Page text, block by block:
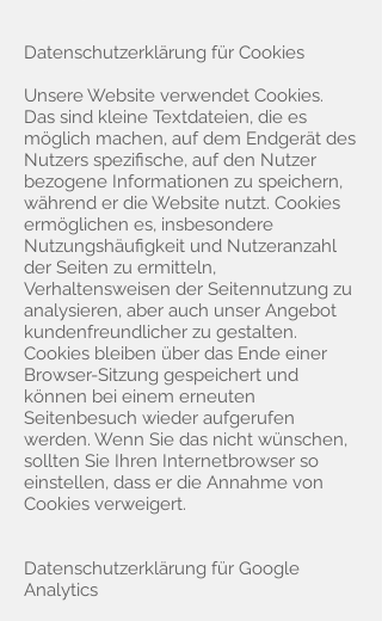
Datenschutzerklärung für Cookies
Unsere Website verwendet Cookies.
Das sind kleine Textdateien, die es
möglich machen, auf dem Endgerät des
Nutzers spezifische, auf den Nutzer
bezogene Informationen zu speichern,
während er die Website nutzt. Cookies
ermöglichen es, insbesondere
Nutzungshäufigkeit und Nutzeranzahl
der Seiten zu ermitteln,
Verhaltensweisen der Seitennutzung zu
analysieren, aber auch unser Angebot
kundenfreundlicher zu gestalten.
Cookies bleiben über das Ende einer
Browser-Sitzung gespeichert und
können bei einem erneuten
Seitenbesuch wieder aufgerufen
werden. Wenn Sie das nicht wünschen,
sollten Sie Ihren Internetbrowser so
einstellen, dass er die Annahme von
Cookies verweigert.
Datenschutzerklärung für Google
Analytics